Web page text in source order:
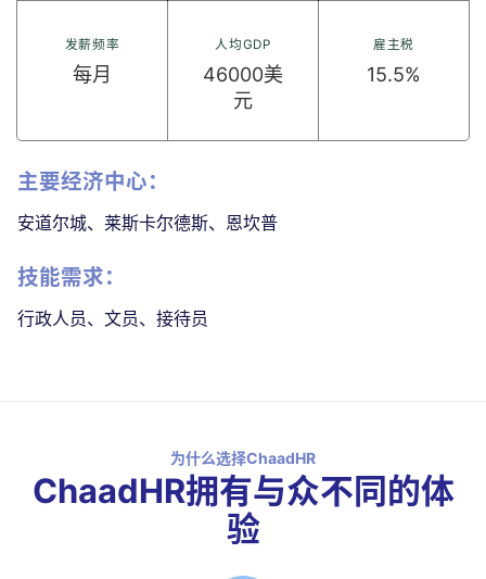
发薪频率
每月
人均GDP
46000美
元
雇主税
15.5%
主要经济中心：
安道尔城、莱斯卡尔德斯、恩坎普
技能需求：
行政人员、文员、接待员
为什么选择ChaadHR
ChaadHR拥有与众不同的体
验